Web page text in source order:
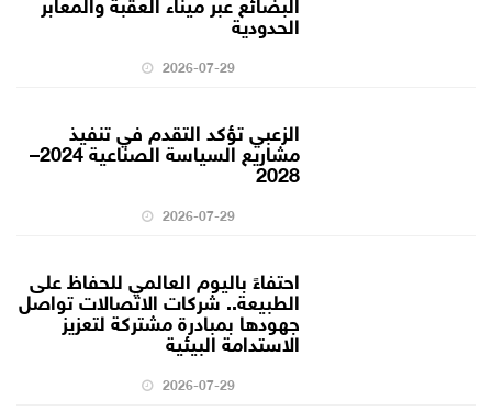
الحدودية
2026-07-29
الزعبي تؤكد التقدم في تنفيذ
مشاريع السياسة الصناعية 2024–
2028
2026-07-29
احتفاءً باليوم العالمي للحفاظ على
الطبيعة.. شركات الاتصالات تواصل
جهودها بمبادرة مشتركة لتعزيز
الاستدامة البيئية
2026-07-29